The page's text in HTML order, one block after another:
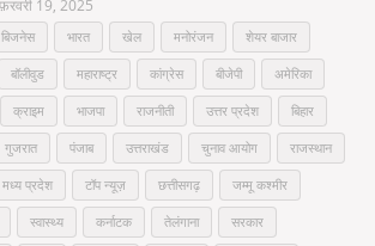
फ़रवरी 19, 2025
बिजनेस भारत खेल मनोरंजन शेयर बाजार
बॉलीवुड महाराष्ट्र कांग्रेस बीजेपी अमेरिका
क्राइम भाजपा राजनीती उत्तर प्रदेश बिहार
गुजरात पंजाब उत्तराखंड चुनाव आयोग राजस्थान
मध्य प्रदेश टॉप न्यूज़ छत्तीसगढ़ जम्मू कश्मीर
स्वास्थ्य कर्नाटक तेलंगाना सरकार